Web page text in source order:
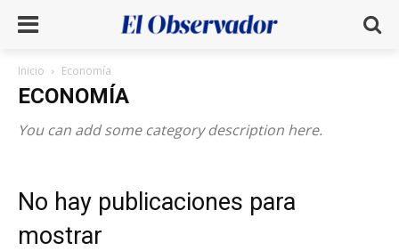
Inicio Economía
ECONOMÍA
You can add some category description here.
No hay publicaciones para
mostrar